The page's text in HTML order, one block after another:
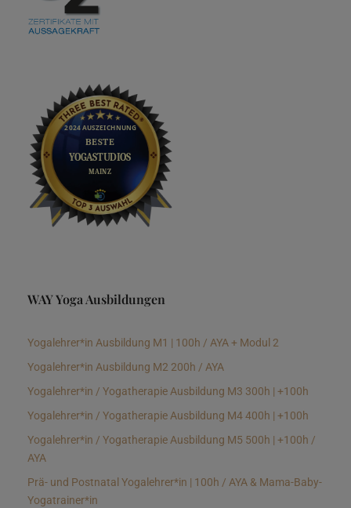
WAY Yoga Ausbildungen
Yogalehrer*in Ausbildung M1 | 100h / AYA + Modul 2
Yogalehrer*in Ausbildung M2 200h / AYA
Yogalehrer*in / Yogatherapie Ausbildung M3 300h | +100h
Yogalehrer*in / Yogatherapie Ausbildung M4 400h | +100h
Yogalehrer*in / Yogatherapie Ausbildung M5 500h | +100h /
AYA
Prä- und Postnatal Yogalehrer*in | 100h / AYA & Mama-Baby-
Yogatrainer*in